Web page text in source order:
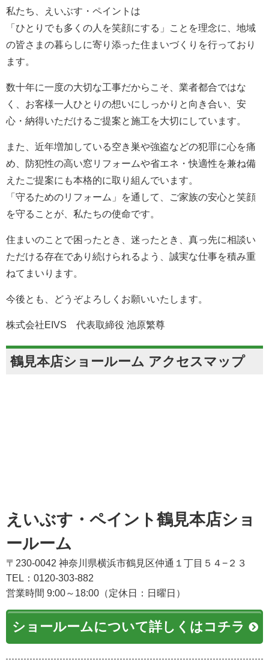
原と申します。
私たち、えいぶす・ペイントは
「ひとりでも多くの人を笑顔にする」ことを理念に、地域
の皆さまの暮らしに寄り添った住まいづくりを行っており
ます。
数十年に一度の大切な工事だからこそ、業者都合ではな
く、お客様一人ひとりの想いにしっかりと向き合い、安
心・納得いただけるご提案と施工を大切にしています。
また、近年増加している空き巣や強盗などの犯罪に心を痛
め、防犯性の高い窓リフォームや省エネ・快適性を兼ね備
えたご提案にも本格的に取り組んでいます。
「守るためのリフォーム」を通して、ご家族の安心と笑顔
を守ることが、私たちの使命です。
住まいのことで困ったとき、迷ったとき、真っ先に相談い
ただける存在であり続けられるよう、誠実な仕事を積み重
ねてまいります。
今後とも、どうぞよろしくお願いいたします。
株式会社EIVS 代表取締役 池原繁尊
えいぶす・ペイント鶴見本店ショ
ールーム
〒230-0042 神奈川県横浜市鶴見区仲通１丁目５４−２３
TEL：0120-303-882
営業時間 9:00～18:00（定休日：日曜日）
ショールームについて詳しくはコチラ